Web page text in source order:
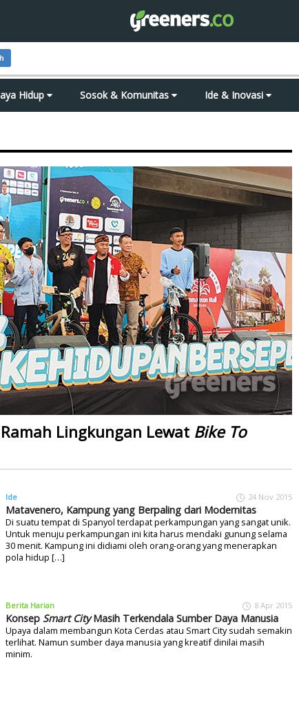
Hidup Sosok & Komunitas Ide & Inovasi
Lingkungan Lewat Bike To
Ide 24 Nov 2015
Matavenero, Kampung yang Berpaling dari Modernitas
Di suatu tempat di Spanyol terdapat perkampungan yang sangat unik.
Untuk menuju perkampungan ini kita harus mendaki gunung selama
30 menit. Kampung ini didiami oleh orang-orang yang menerapkan
pola hidup […]
Berita Harian 8 Apr 2015
Konsep Smart CityMasih Terkendala Sumber Daya Manusia
Upaya dalam membangun Kota Cerdas atau Smart City sudah semakin
terlihat. Namun sumber daya manusia yang kreatif dinilai masih
minim.